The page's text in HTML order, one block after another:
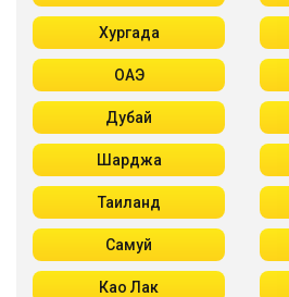
Хургада
ОАЭ
Дубай
Шарджа
Таиланд
Самуй
Као Лак